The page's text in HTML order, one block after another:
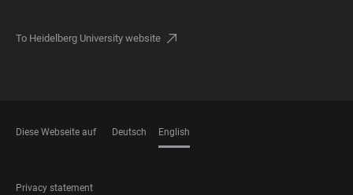
To Heidelberg University website
Diese Webseite auf Deutsch English
FOOTER
Privacy statement